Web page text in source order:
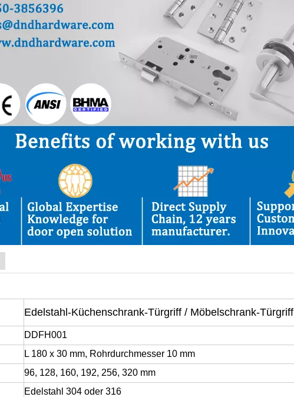
Edelstahl-Küchenschrank-Türgriff / Möbelschrank-Türgriff
DDFH001
L 180 x 30 mm, Rohrdurchmesser 10 mm
96, 128, 160, 192, 256, 320 mm
Edelstahl 304 oder 316